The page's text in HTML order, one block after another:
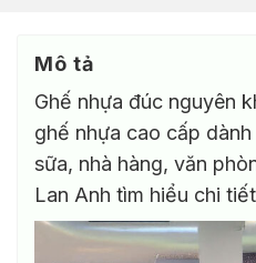
Mô tả
Ghế nhựa đúc nguyên
ghế nhựa cao cấp
sữa, nhà hàng, văn
Lan Anh tìm hiểu chi